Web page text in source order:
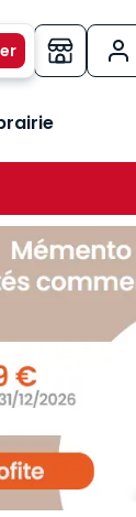
besoins